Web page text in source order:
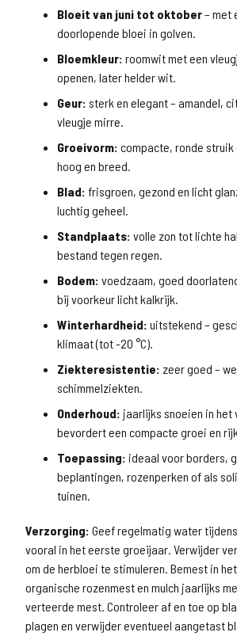
Bloeit van juni tot oktober– met
doorlopende bloei in golven.
Bloemkleur: roomwit met een
openen, later helder wit.
Geur: sterk en elegant – amandel,
vleugje mirre.
Groeivorm: compacte, ronde struik
hoog en breed.
Blad: frisgroen, gezond en licht
luchtig geheel.
Standplaats: volle zon tot lichte
bestand tegen regen.
Bodem: voedzaam, goed
bij voorkeur licht kalkrijk.
Winterhardheid: uitstekend –
klimaat (tot -20 °C).
Ziekteresistentie: zeer goed –
schimmelziekten.
Onderhoud: jaarlijks snoeien in
bevordert een compacte groei en
Toepassing: ideaal voor borders,
beplantingen, rozenperken of als
tuinen.
Verzorging: Geef regelmatig water
vooral in het eerste groeijaar. Verwijder
om de herbloei te stimuleren. Bemest in
organische rozenmest en mulch jaarlijks
verteerde mest. Controleer af en toe op
plagen en verwijder eventueel aangetast